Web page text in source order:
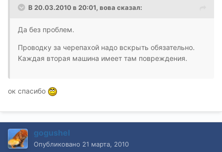
В 20.03.2010 в 20:01, вова сказал:
Да без проблем.
Проводку за черепахой надо вскрыть обязательно.
Каждая вторая машина имеет там повреждения.
ок спасибо
gogushel
Опубликовано 21 марта, 2010